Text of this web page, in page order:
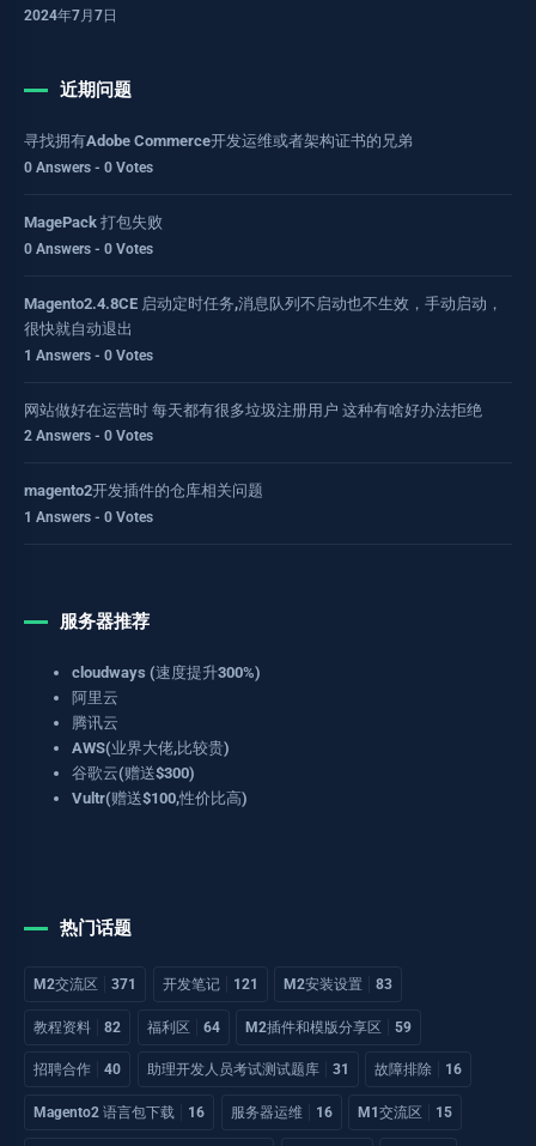
2024年7月7日
近期问题
寻找拥有Adobe Commerce开发运维或者架构证书的兄弟
0 Answers - 0 Votes
MagePack 打包失败
0 Answers - 0 Votes
Magento2.4.8CE 启动定时任务,消息队列不启动也不生效，手动启动，
很快就自动退出
1 Answers - 0 Votes
网站做好在运营时 每天都有很多垃圾注册用户 这种有啥好办法拒绝
2 Answers - 0 Votes
magento2开发插件的仓库相关问题
1 Answers - 0 Votes
服务器推荐
cloudways (速度提升300%)
阿里云
腾讯云
AWS(业界大佬,比较贵)
谷歌云(赠送$300)
Vultr(赠送$100,性价比高)
热门话题
M2交流区 371 开发笔记 121 M2安装设置 83
教程资料 82 福利区 64 M2插件和模版分享区 59
招聘合作 40 助理开发人员考试测试题库 31 故障排除 16
Magento2 语言包下载 16 服务器运维 16 M1交流区 15